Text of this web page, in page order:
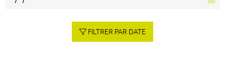
FILTRER PAR DATE